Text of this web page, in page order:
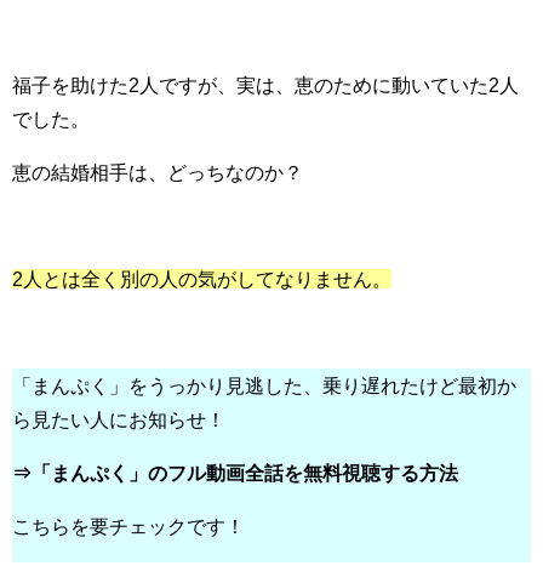
福子を助けた2人ですが、実は、恵のために動いていた2人
でした。
恵の結婚相手は、どっちなのか？
2人とは全く別の人の気がしてなりません。
「まんぷく」をうっかり見逃した、乗り遅れたけど最初か
ら見たい人にお知らせ！
⇒「まんぷく」のフル動画全話を無料視聴する方法
こちらを要チェックです！